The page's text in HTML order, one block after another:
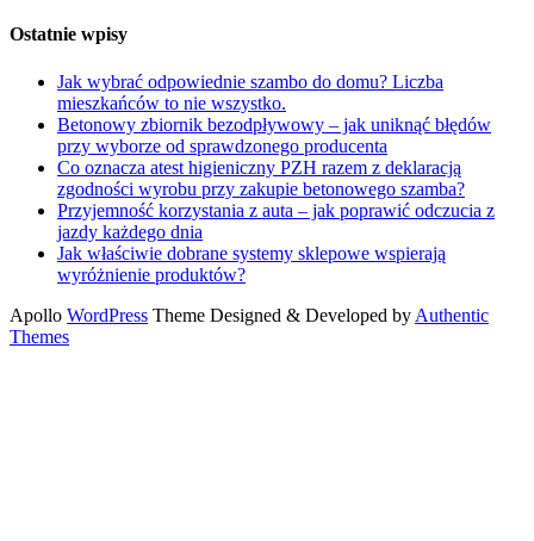
Ostatnie wpisy
Jak wybrać odpowiednie szambo do domu? Liczba
mieszkańców to nie wszystko.
Betonowy zbiornik bezodpływowy – jak uniknąć błędów
przy wyborze od sprawdzonego producenta
Co oznacza atest higieniczny PZH razem z deklaracją
zgodności wyrobu przy zakupie betonowego szamba?
Przyjemność korzystania z auta – jak poprawić odczucia z
jazdy każdego dnia
Jak właściwie dobrane systemy sklepowe wspierają
wyróżnienie produktów?
Apollo WordPress Theme Designed & Developed by Authentic
Themes